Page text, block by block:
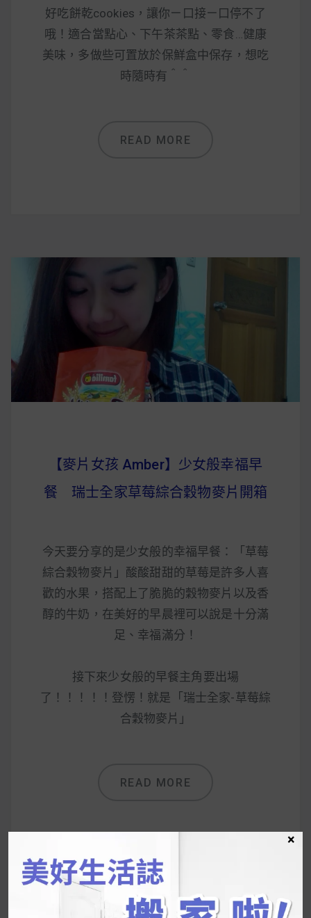
減醣料理食譜
好吃餅乾cookies，讓你ㄧ口接ㄧ口停不了
哦！適合當點心、下午茶茶點、零食…健康
美味，多做些可置放於保鮮盒中保存，想吃
時隨時有＾＾
READ MORE
【麥片女孩 Amber】少女般幸福早
餐 瑞士全家草莓綜合穀物麥片開箱
今天要分享的是少女般的幸福早餐：「草莓
綜合穀物麥片」酸酸甜甜的草莓是許多人喜
歡的水果，搭配上了脆脆的穀物麥片以及香
醇的牛奶，在美好的早晨裡可以說是十分滿
足、幸福滿分！
接下來少女般的早餐主角要出場
了！！！！！登愣！就是「瑞士全家-草莓綜
合穀物麥片」
READ MORE
×